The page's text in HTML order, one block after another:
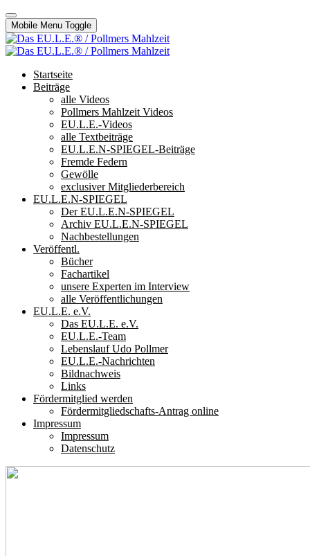
Mobile Menu Toggle
Startseite
Beiträge
alle Videos
Pollmers Mahlzeit Videos
EU.L.E.-Videos
alle Textbeiträge
EU.L.E.N-SPIEGEL-Beiträge
Fremde Federn
Gewölle
exclusiver Mitgliederbereich
EU.L.E.N-SPIEGEL
Der EU.L.E.N-SPIEGEL
Archiv EU.L.E.N-SPIEGEL
Nachbestellungen
Veröffentl.
Bücher
Fachartikel
unsere Experten im Interview
alle Veröffentlichungen
EU.L.E. e.V.
Das EU.L.E. e.V.
EU.L.E.-Team
Lebenslauf Udo Pollmer
EU.L.E.-Nachrichten
Bildnachweis
Links
Fördermitglied werden
Fördermitgliedschafts-Antrag online
Impressum
Impressum
Datenschutz